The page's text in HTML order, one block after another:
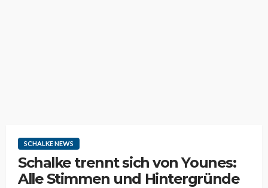
SCHALKE NEWS
Schalke trennt sich von Younes:
Alle Stimmen und Hintergründe